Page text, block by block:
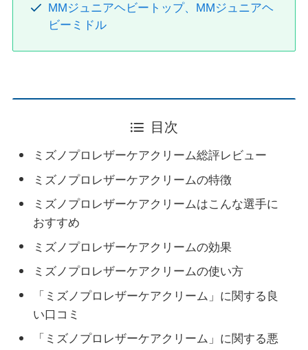
MMジュニアヘビートップ、MMジュニアヘ
ビーミドル
目次
ミズノプロレザーケアクリーム総評レビュー
ミズノプロレザーケアクリームの特徴
ミズノプロレザーケアクリームはこんな選手に
おすすめ
ミズノプロレザーケアクリームの効果
ミズノプロレザーケアクリームの使い方
「ミズノプロレザーケアクリーム」に関する良
い口コミ
「ミズノプロレザーケアクリーム」に関する悪